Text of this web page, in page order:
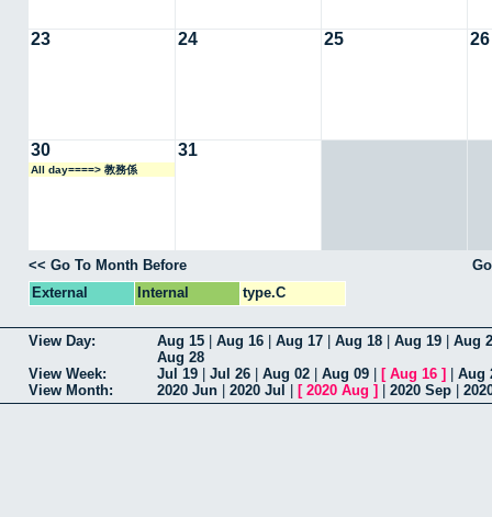
23 24 25 26
30
All day====> 教務係
31
<< Go To Month Before
External
Internal type.C
View Day: Aug 15 Aug 16 Aug 17 Aug 18 Aug 19
Aug
Aug 28
View Week:
Jul 19 Jul 26 Aug 02 Aug 09 [ Aug 16 ]
Aug
View Month:
2020 Jun 2020 Jul [ 2020 Aug ] 2020 Sep